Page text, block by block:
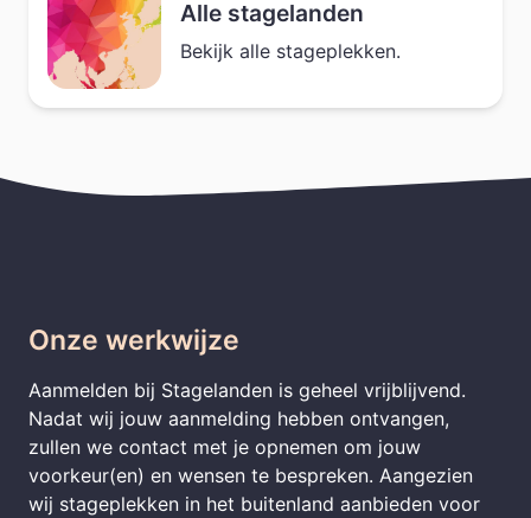
Alle stagelanden
Bekijk alle stageplekken.
Onze werkwijze
Aanmelden bij Stagelanden is geheel vrijblijvend.
Nadat wij jouw aanmelding hebben ontvangen,
zullen we contact met je opnemen om jouw
voorkeur(en) en wensen te bespreken. Aangezien
wij stageplekken in het buitenland aanbieden voor